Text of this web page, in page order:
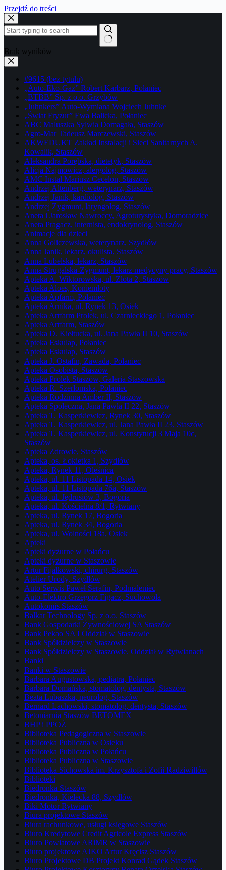
Przejdź do treści
Brak wyników
#9615 (bez tytułu)
„Auto-Eko-Gaz” Robert Karbarz, Połaniec
„BTBB” Sp. z o.o. Grzybów
„Juhnkers” Auto-Wymiana Wojciech Juhnke
„Świat Fryzur” Ewa Balicka, Połaniec
ABC Maluszka Sylwia Domagała, Staszów
Agro-Mar Tadeusz Marczewski, Staszów
AKWEDUKT Zakład Instalacji i Sieci Sanitarnych A.
Kowalik, Staszów
Aleksandra Porębska, dietetyk, Staszów
Alicja Najmowicz, alergolog, Staszów
AMC Instal Mariusz Cecelon, Staszów
Andrzej Altenberg, weterynarz, Staszów
Andrzej Janik, kardiolog, Staszów
Andrzej Zygmunt, laryngolog, Staszów
Aneta i Jarosław Nawroccy, Agroturystyka, Domoradzice
Aneta Pragacz, internista, endokrynolog, Staszów
Animacje dla dzieci
Anna Goliczewska, weterynarz, Szydłów
Anna Janik, lekarz, okulista, Staszów
Anna Lubelska, lekarz, Staszów
Anna Strugalska-Zygmunt, lekarz medycyny pracy, Staszów
Apteka A. Wiktorowska, ul. Złota 2, Staszów
Apteka Aloes, Koniemłoty
Apteka Apfarm, Połaniec
Apteka Arnika, ul. Rynek 13, Osiek
Apteka Artfarm Prolek, ul. Czarnieckiego 1, Połaniec
Apteka Artfarm, Staszów
Apteka D. Kiełtucka, ul. Jana Pawła II 10, Staszów
Apteka Eskulap, Połaniec
Apteka Eskulap, Staszów
Apteka J. Ostafin, Zawada, Połaniec
Apteka Osobista, Staszów
Apteka Prolek Staszów, Galeria Staszowska
Apteka R. Szerłomska, Połaniec
Apteka Rodzinna Amber II, Staszów
Apteka Społeczna, Jana Pawła II 22, Staszów
Apteka T. Kasperkiewicz, Rynek 30, Staszów
Apteka T. Kasperkiewicz, ul. Jana Pawła II 23, Staszów
Apteka T. Kasperkiewicz, ul. Konstytucji 3 Maja 10c,
Staszów
Apteka Zdrowie, Staszów
Apteka, os. Łokietka 1, Szydłów
Apteka, Rynek 11, Oleśnica
Apteka, ul. 11 Listopada 14, Osiek
Apteka, ul. 11 Listopada 76a, Staszów
Apteka, ul. Jędrusiów 3, Bogoria
Apteka, ul. Kościelna 8/1, Rytwiany
Apteka, ul. Rynek 17, Bogoria
Apteka, ul. Rynek 34, Bogoria
Apteka, ul. Wolności 18a, Osiek
Apteki
Apteki dyżurne w Połańcu
Apteki dyżurne w Staszowie
Artur Fijałkowski, chirurg, Staszów
Atelier Urody, Szydłów
Auto Serwis Paweł Serafin, Podmaleniec
Auto-Elektro Grzegorz Figacz, Suchowola
Autokomis Staszów
Balkar Technology Sp. z o.o. Staszów
Bank Gospodarki Żywnościowej SA Staszów
Bank Pekao SA I Oddział w Staszowie
Bank Spółdzielczy w Staszowie
Bank Spółdzielczy w Staszowie. Oddział w Rytwianach
Banki
Banki w Staszowie
Barbara Augustowska, pediatra, Połaniec
Barbara Domańska, stomatolog, dentysta, Staszów
Beata Lubaszka, neurolog, Staszów
Bernard Lachowski, stomatolog, dentysta, Staszów
Betoniarnia Staszów BETOMEX
BHP i PPOŻ
Biblioteka Pedagogiczna w Staszowie
Biblioteka Publiczna w Osieku
Biblioteka Publiczna w Połańcu
Biblioteka Publiczna w Staszowie
Biblioteka Sichowska im. Krzysztofa i Zofii Radziwiłłów
Biblioteki
Biedronka Staszów
Biedronka, Kielecka 88, Szydłów
Biki Motor Rytwiany
Biura projektowe Staszów
Biura rachunkowe, usługi księgowe Staszów
Biuro Kredytowe Credit Agricole Express Staszów
Biuro Powiatowe ARiMR w Staszowie
Biuro projektowe AJKO Artur Kręcisz Staszów
Biuro Projektowe DB Projekt Konrad Gądek Staszów